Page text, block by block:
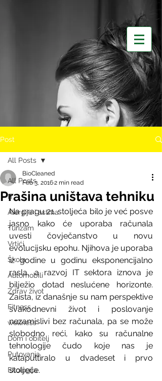
Post
All Posts
IT
Alergije i astma
Turizam
Vrtići
Škola
Automobili
Zdrav život
Fitness
wellness
Dom i obitelj
Putovanja
Ekologija
All Posts
Prašina uništava tehniku
BioCleaned
Feb 3, 20162 min read
Na pragu 21. stoljeća bilo je već posve
jasno kako će uporaba računala
uvesti čovječanstvo u novu
evolucijsku epohu. Njihova je uporaba
iz godine u godinu eksponencijalno
rasla, a razvoj IT sektora iznova je
bilježio dotad neslućene horizonte.
Zaista, iz današnje su nam perspektive
svakodnevni život i poslovanje
nezamislivi bez računala, pa se može
slobodno reći, kako su računalne
tehnologije čudo koje nas je
katapultiralo u dvadeset i prvo
stoljeće.